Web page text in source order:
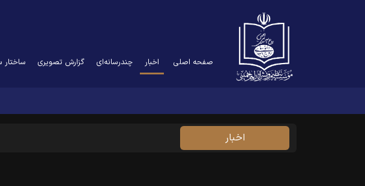
صفحه اصلی اخبار چندرسانه‌ای گزارش تصویری ساختار
اخبار